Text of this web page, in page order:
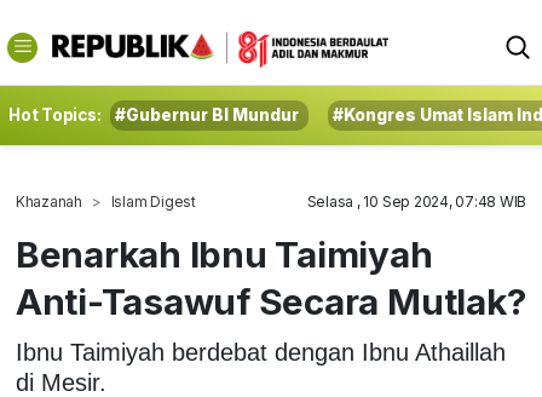
Hot Topics: #Gubernur BI Mundur #Kongres Umat Islam
Khazanah Islam Digest Selasa , 10 Sep 2024, 07:48 WIB
Benarkah Ibnu Taimiyah
Anti-Tasawuf Secara Mutlak?
Ibnu Taimiyah berdebat dengan Ibnu Athaillah
di Mesir.